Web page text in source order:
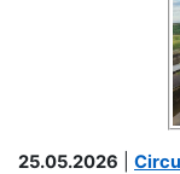
25.05.2026